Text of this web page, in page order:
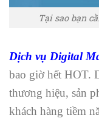
Tại sao bạn
Dịch vụ Digital
bao giờ hết HOT.
thương hiệu, sản
khách hàng tiềm